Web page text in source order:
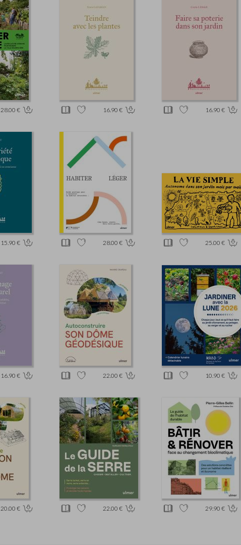
28.00 € 16.90 € 16.90 €
15.90 € 28.00 € 25.00 €
16.90 € 22.00 € 10.90 €
20.00 € 22.00 € 29.90 €